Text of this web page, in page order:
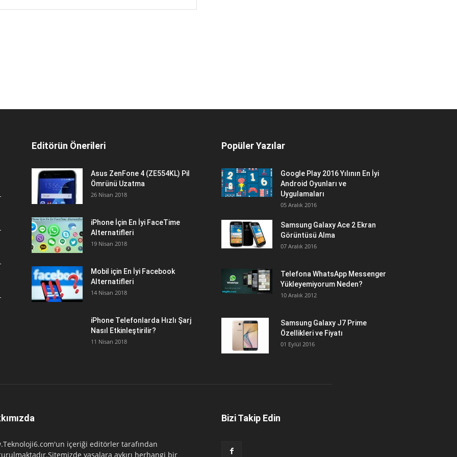
Editörün Önerileri
Asus ZenFone 4 (ZE554KL) Pil
Ömrünü Uzatma
26 Nisan 2018
iPhone İçin En İyi FaceTime
Alternatifleri
19 Nisan 2018
Mobil için En İyi Facebook
Alternatifleri
14 Nisan 2018
iPhone Telefonlarda Hızlı Şarj
Nasıl Etkinleştirilir?
11 Nisan 2018
Popüler Yazılar
Google Play 2016 Yılının En İyi
Android Oyunları ve
Uygulamaları
05 Aralık 2016
Samsung Galaxy Ace 2 Ekran
Görüntüsü Alma
07 Aralık 2016
Telefona WhatsApp Messenger
Yükleyemiyorum Neden?
10 Aralık 2012
Samsung Galaxy J7 Prime
Özellikleri ve Fiyatı
01 Eylül 2016
içeriği editörler tarafından
yasalara aykırı herhangi bir
Bizi Takip Edin